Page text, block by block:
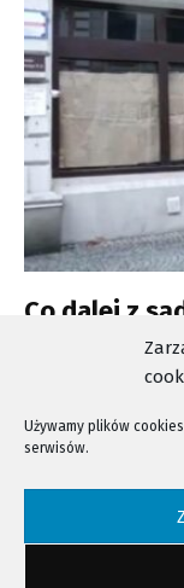
Używamy plików
serwisów.
Co dalej z
z roku na
NTV - Nasza